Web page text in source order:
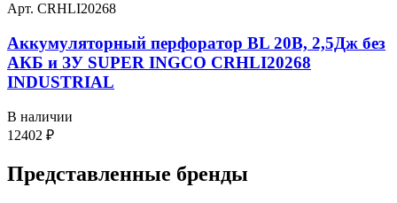
Арт. CRHLI20268
Аккумуляторный перфоратор BL 20В, 2,5Дж без
АКБ и ЗУ SUPER INGCO CRHLI20268
INDUSTRIAL
В наличии
12402 ₽
Представленные бренды